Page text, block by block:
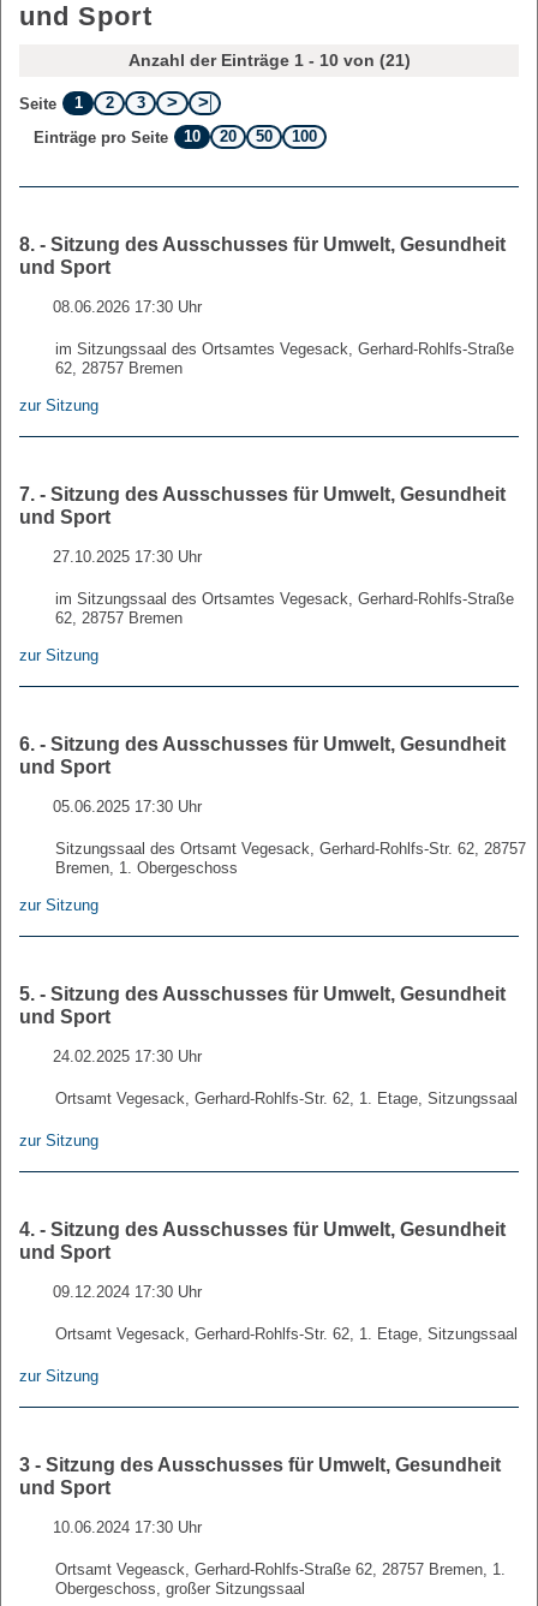
und Sport
Anzahl der Einträge 1 - 10 von (21)
Seite 1 2
3
Einträge pro Seite
10 20 50 100
8. - Sitzung des Ausschusses für Umwelt, Gesundheit
und Sport
08.06.2026 17:30 Uhr
im Sitzungssaal des Ortsamtes Vegesack, Gerhard-Rohlfs-Straße
62, 28757 Bremen
zur Sitzung
7. - Sitzung des Ausschusses für Umwelt, Gesundheit
und Sport
27.10.2025 17:30 Uhr
im Sitzungssaal des Ortsamtes Vegesack, Gerhard-Rohlfs-Straße
62, 28757 Bremen
zur Sitzung
6. - Sitzung des Ausschusses für Umwelt, Gesundheit
und Sport
05.06.2025 17:30 Uhr
Sitzungssaal des Ortsamt Vegesack, Gerhard-Rohlfs-Str. 62, 28757
Bremen, 1. Obergeschoss
zur Sitzung
5. - Sitzung des Ausschusses für Umwelt, Gesundheit
und Sport
24.02.2025 17:30 Uhr
Ortsamt Vegesack, Gerhard-Rohlfs-Str. 62, 1. Etage, Sitzungssaal
zur Sitzung
4. - Sitzung des Ausschusses für Umwelt, Gesundheit
und Sport
09.12.2024 17:30 Uhr
Ortsamt Vegesack, Gerhard-Rohlfs-Str. 62, 1. Etage, Sitzungssaal
zur Sitzung
3 - Sitzung des Ausschusses für Umwelt, Gesundheit
und Sport
10.06.2024 17:30 Uhr
Ortsamt Vegeasck, Gerhard-Rohlfs-Straße 62, 28757 Bremen, 1.
Obergeschoss, großer Sitzungssaal